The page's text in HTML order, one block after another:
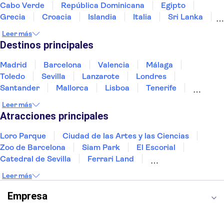
Cabo Verde
República Dominicana
Egipto
Grecia
Croacia Islandia Italia
Sri Lanka
Portugal
Tailandia
Leer más
Destinos principales
Madrid Barcelona Valencia
Málaga
Toledo
Sevilla Lanzarote
Londres
Santander
Mallorca Lisboa
Tenerife
Bilbao
Menorca Granada
Leer más
Atracciones principales
Loro Parque
Ciudad de las Artes y las Ciencias
Zoo de Barcelona
Siam Park
El Escorial
Catedral de Sevilla
Ferrari Land
Montserrat
Museo del Louvre
La Sagrada Familia
Leer más
Empresa